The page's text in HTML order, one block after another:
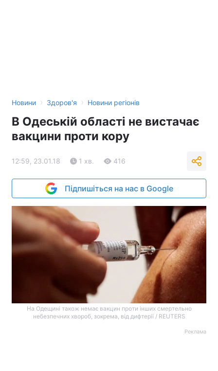
Новини › Здоров'я › Новини регіонів
В Одеській області не вистачає
вакцини проти кору
12:59, 23.01.18 1 хв. 416
Підпишіться на нас в Google
На Одещині також немає вакцин проти інших смертельно
небезпечних хвороб, зокрема, від дифтерії / REUTERS
Реклама